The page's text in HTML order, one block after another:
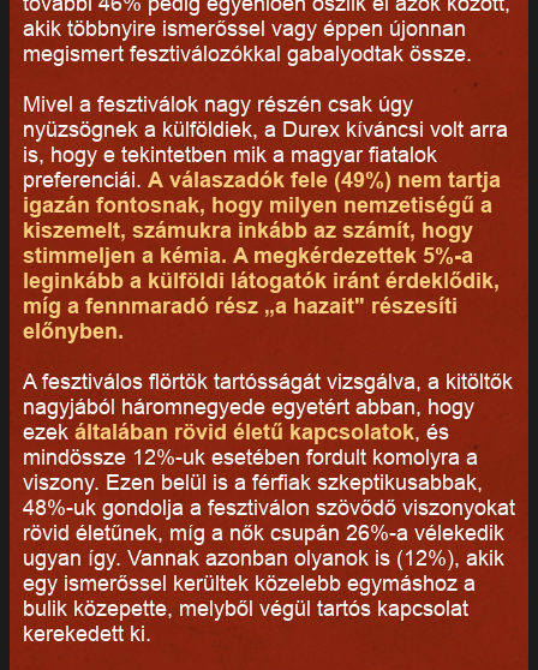
akik többnyire ismerőssel vagy éppen újonnan
megismert fesztiválozókkal gabalyodtak össze.
Mivel a fesztiválok nagy részén csak úgy
nyüzsögnek a külföldiek, a Durex kíváncsi volt arra
is, hogy e tekintetben mik a magyar fiatalok
preferenciái. A válaszadók fele (49%) nem tartja
igazán fontosnak, hogy milyen nemzetiségű a
kiszemelt, számukra inkább az számít, hogy
stimmeljen a kémia. A megkérdezettek 5%-a
leginkább a külföldi látogatók iránt érdeklődik,
míg a fennmaradó rész „a hazait" részesíti
előnyben.
A fesztiválos flörtök tartósságát vizsgálva, a kitöltők
nagyjából háromnegyede egyetért abban, hogy
ezek általában rövid életű kapcsolatok, és
mindössze 12%-uk esetében fordult komolyra a
viszony. Ezen belül is a férfiak szkeptikusabbak,
48%-uk gondolja a fesztiválon szövődő viszonyokat
rövid életűnek, míg a nők csupán 26%-a vélekedik
ugyan így. Vannak azonban olyanok is (12%), akik
egy ismerőssel kerültek közelebb egymáshoz a
bulik közepette, melyből végül tartós kapcsolat
kerekedett ki.